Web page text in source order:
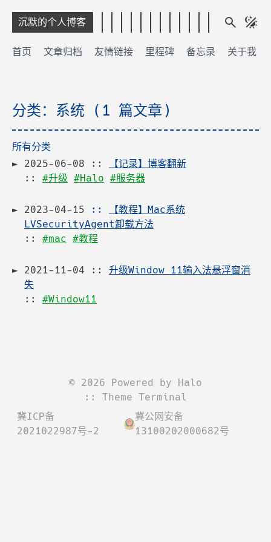
沉默的个人博客
首页 文章归档 友情链接 里程碑 备忘录 关于我
分类：系统 (1 篇文章)
所有分类
2025-06-08 ::
【记录】博客翻新
:: #升级 #Halo #服务器
2023-04-15 ::
【教程】Mac系统
LVSecurityAgent卸载方法
:: #mac #教程
2021-11-04 :: 升级Window 11输入法悬浮窗消
失
:: #Window11
© 2026 Powered by Halo
:: Theme Terminal
冀ICP备
2021022987号-2
冀公网安备
13100202000682号